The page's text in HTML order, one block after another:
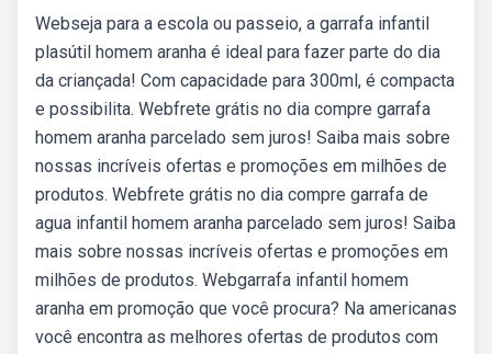
Webseja para a escola ou passeio, a garrafa infantil
plasútil homem aranha é ideal para fazer parte do dia
da criançada! Com capacidade para 300ml, é compacta
e possibilita. Webfrete grátis no dia compre garrafa
homem aranha parcelado sem juros! Saiba mais sobre
nossas incríveis ofertas e promoções em milhões de
produtos. Webfrete grátis no dia compre garrafa de
agua infantil homem aranha parcelado sem juros! Saiba
mais sobre nossas incríveis ofertas e promoções em
milhões de produtos. Webgarrafa infantil homem
aranha em promoção que você procura? Na americanas
você encontra as melhores ofertas de produtos com